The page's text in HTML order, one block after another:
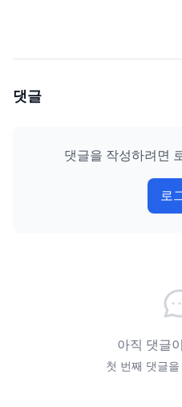
댓글
댓글을 작성하려면
로
아직 댓글
첫 번째 댓글